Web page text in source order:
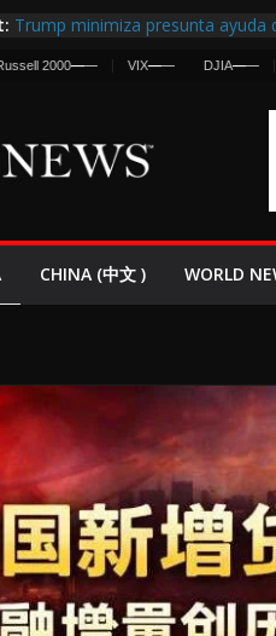
Trump minimiza presunta ayuda
estadounidenses
España y Marruecos Frenan
El Mercado de Bonos Lanza una
EE.UU. Lanza Nueva Ofensiva
— — VIX — DJIA — S&P
CHINA (中文 ) WORLD